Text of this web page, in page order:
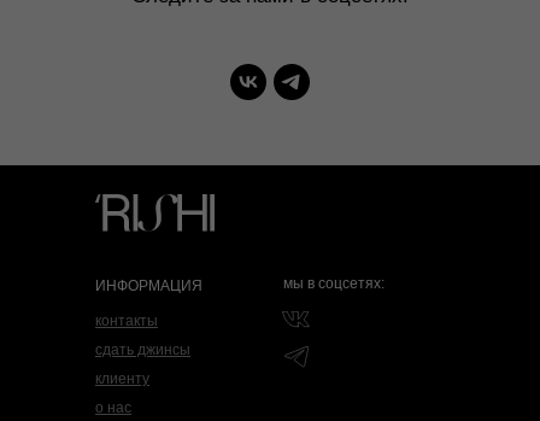
контакты
сдать джинсы
клиенту
о нас
ИНФОРМАЦИЯ мы в соцсетях: